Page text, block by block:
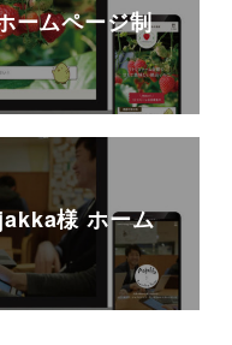
ームページ制
様 ホーム